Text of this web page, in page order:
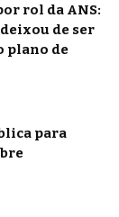
rol da ANS:
de ser
plano de
para